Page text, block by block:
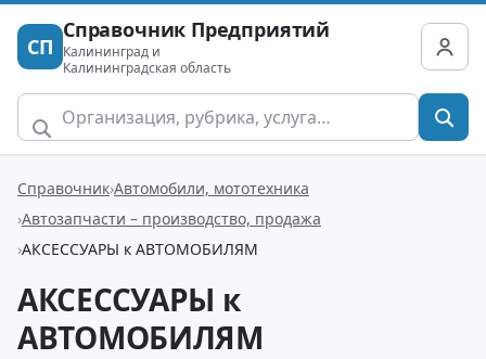
СП
Справочник Предприятий
Калининград и
Калининградская область
Справочник Автомобили, мототехника
Автозапчасти – производство, продажа
АКСЕССУАРЫ к АВТОМОБИЛЯМ
АКСЕССУАРЫ к
АВТОМОБИЛЯМ